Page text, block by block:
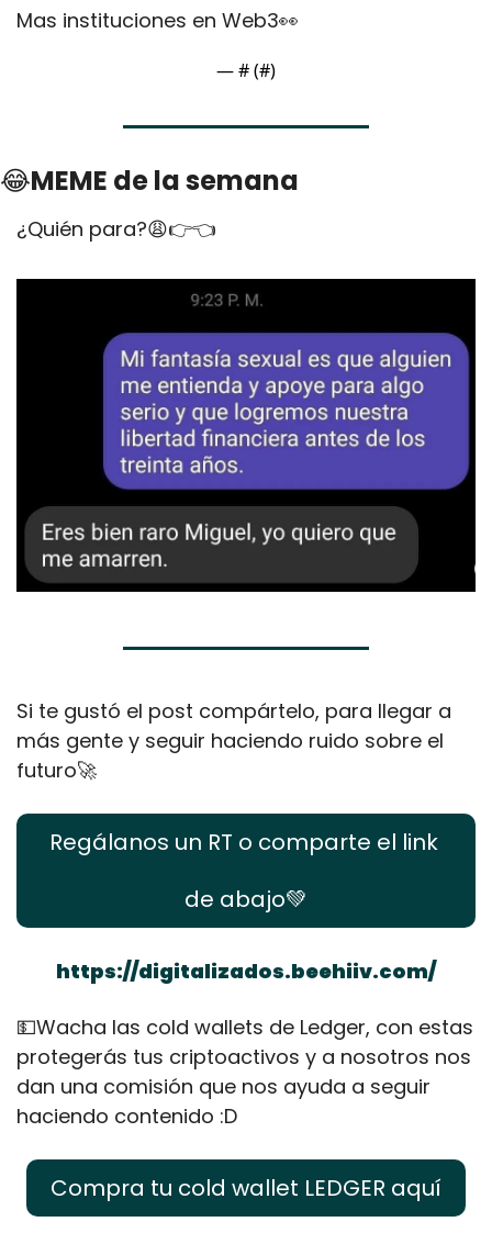
Mas instituciones en Web3👀
— # (#)
😂MEME de la semana
¿Quién para?😩👉👈
Si te gustó el post compártelo, para llegar a
más gente y seguir haciendo ruido sobre el
futuro🚀
Regálanos un RT o comparte el link
de abajo💚
https://digitalizados.beehiiv.com/
💵Wacha las cold wallets de Ledger, con estas
protegerás tus criptoactivos y a nosotros nos
dan una comisión que nos ayuda a seguir
haciendo contenido :D
Compra tu cold wallet LEDGER aquí